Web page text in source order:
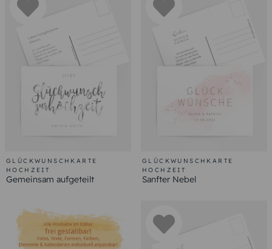
GLÜCKWUNSCHKARTE
HOCHZEIT
Gemeinsam aufgeteilt
GLÜCKWUNSCHKARTE
HOCHZEIT
Sanfter Nebel